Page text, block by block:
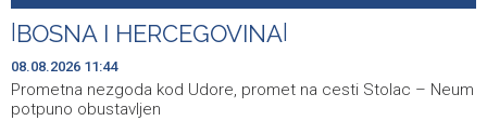
11:44
Prometna nezgoda kod Udore, promet na cesti Stolac
– Neum potpuno obustavljen
11:27
'ELVIS, moj komšija' najbolji muzički dokumentarni film na
City film festu u Niškoj Banji
BOSNA I HERCEGOVINA
08.08.2026 11:44
Prometna nezgoda kod Udore, promet na cesti Stolac – Neum
potpuno obustavljen